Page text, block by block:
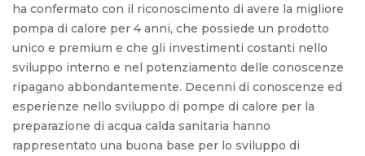
ha confermato con il riconoscimento di avere la migliore
pompa di calore per 4 anni, che possiede un prodotto
unico e premium e che gli investimenti costanti nello
sviluppo interno e nel potenziamento delle conoscenze
ripagano abbondantemente. Decenni di conoscenze ed
esperienze nello sviluppo di pompe di calore per la
preparazione di acqua calda sanitaria hanno
rappresentato una buona base per lo sviluppo di